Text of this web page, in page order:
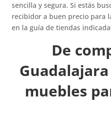
sencilla y segura. Si estás
recibidor a buen precio para
en la guía de tiendas
De
muebles